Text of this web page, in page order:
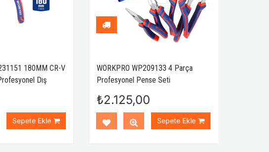
180MM CR-V
Dış
Sepete Ekle
WORKPRO WP209133 4 Parça
Profesyonel Pense Seti
₺2.125,00
Sepete Ekle